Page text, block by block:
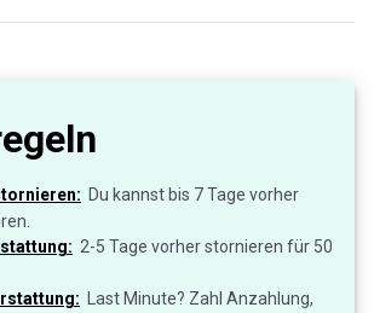
Du kannst bis 7 Tage vorher
2-5 Tage vorher stornieren für 50
Last Minute? Zahl Anzahlung,